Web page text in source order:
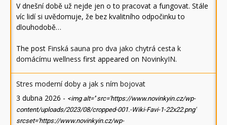
V dnešní době už nejde jen o to pracovat a fungovat. Stále
víc lidí si uvědomuje, že bez kvalitního odpočinku to
dlouhodobě…
The post Finská sauna pro dva jako chytrá cesta k
domácímu wellness first appeared on NovinkyIN.
Stres moderní doby a jak s ním bojovat
3 dubna 2026 - <img alt='' src='https://www.novinkyin.cz/wp-
content/uploads/2023/08/cropped-001.-Wiki-Favi-1-22x22.png'
srcset='https://www.novinkyin.cz/wp-